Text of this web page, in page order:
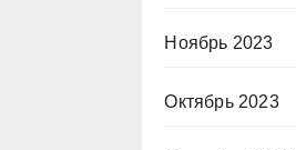
Ноябрь 2023
Октябрь 2023